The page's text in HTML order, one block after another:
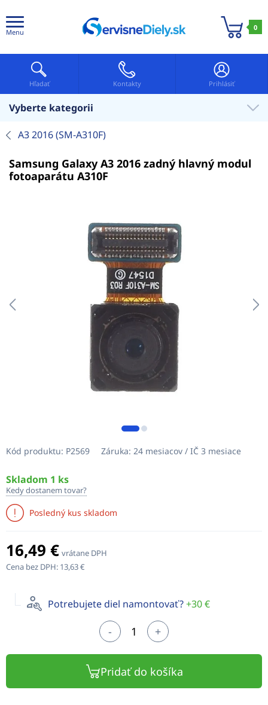
Menu
0
Hľadať Kontakty Prihlásiť
Vyberte kategorii
A3 2016 (SM-A310F)
Samsung Galaxy A3 2016 zadný hlavný modul
fotoaparátu A310F
Kód produktu: P2569 Záruka: 24 mesiacov / IČ 3 mesiace
Skladom 1 ks
Kedy dostanem tovar?
Posledný kus skladom
16,49 € vrátane DPH
Cena bez DPH: 13,63 €
Potrebujete diel namontovať?+30 €
- +
Pridať do košíka